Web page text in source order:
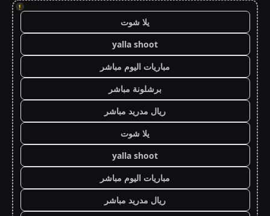
!
يلا شوت
yalla shoot
مباريات اليوم مباشر
برشلونة مباشر
ريال مدريد مباشر
يلا شوت
yalla shoot
مباريات اليوم مباشر
ريال مدريد مباشر